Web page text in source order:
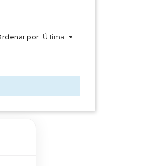
por: Última